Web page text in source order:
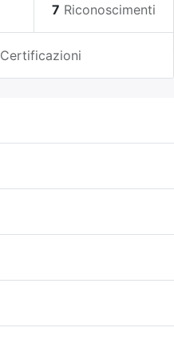
7 Riconoscimenti
Certificazioni